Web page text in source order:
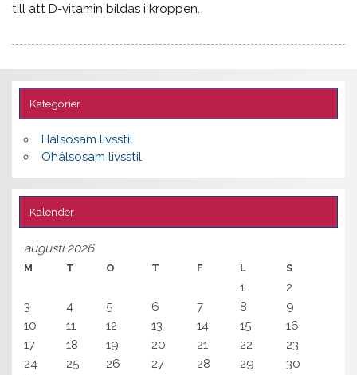
till att D-vitamin bildas i kroppen.
Kategorier
Hälsosam livsstil
Ohälsosam livsstil
Kalender
augusti 2026
M T O T F L S
1
2
3
4 5 6 7 8
9
10
11 12 13 14 15
16
17
18 19 20 21 22
23
24
25 26 27 28 29
30